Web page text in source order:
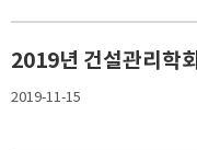
2019년 건설관리학회
2019-11-15